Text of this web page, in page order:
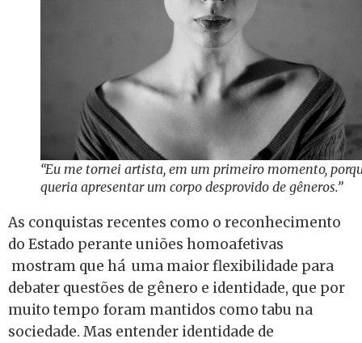
“Eu me tornei artista, em um primeiro momento,
queria apresentar um corpo desprovido de gêneros.”
As conquistas recentes como o reconhecimento
do Estado perante uniões homoafetivas
mostram que há uma maior flexibilidade para
debater questões de gênero e identidade, que por
muito tempo foram mantidos como tabu na
sociedade. Mas entender identidade de